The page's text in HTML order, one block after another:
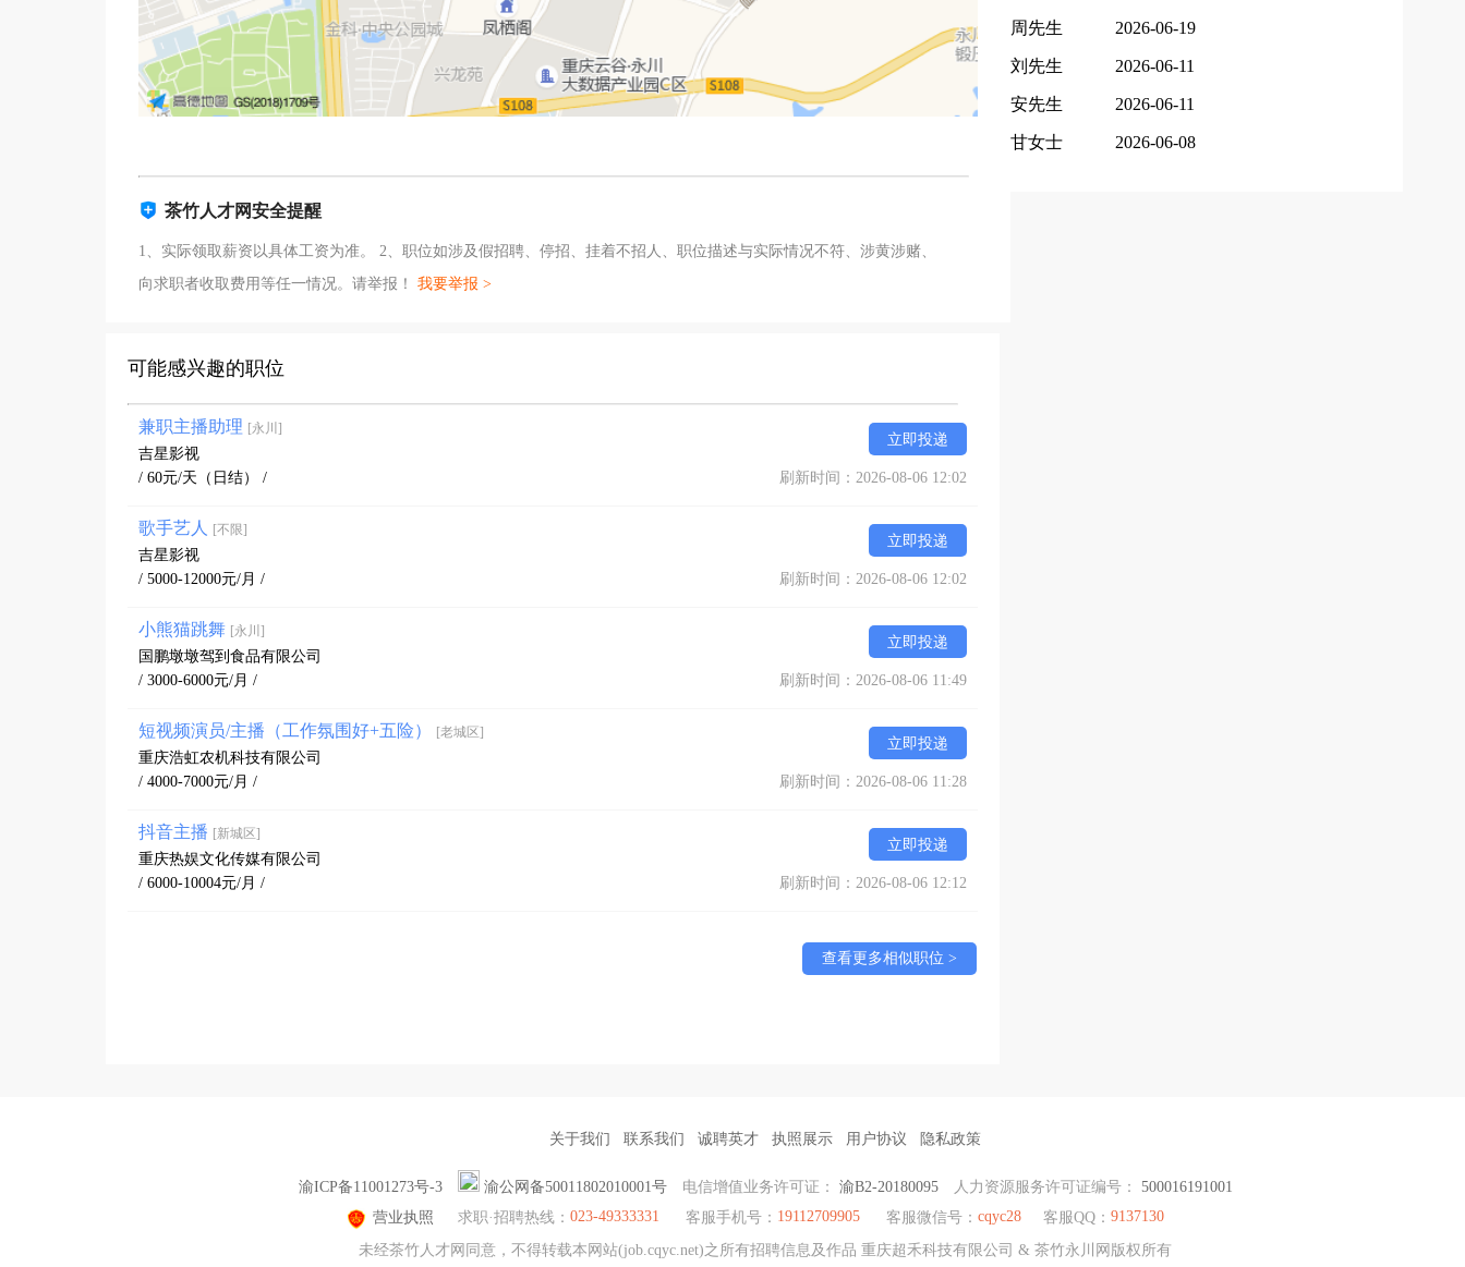
茶竹人才网安全提醒
1、实际领取薪资以具体工资为准。 2、职位如涉及假招聘、停招、挂着不招人、职位描述与实际情况不符、涉黄涉赌、
向求职者收取费用等任一情况。请举报！ 我要举报 >
可能感兴趣的职位
兼职主播助理 [永川]
立即投递
吉星影视
/ 60元/天（日结） /
刷新时间：2026-08-06 12:02
歌手艺人 [不限]
立即投递
吉星影视
/ 5000-12000元/月 /
刷新时间：2026-08-06 12:02
小熊猫跳舞 [永川]
立即投递
国鹏墩墩驾到食品有限公司
/ 3000-6000元/月 /
刷新时间：2026-08-06 11:49
短视频演员/主播（工作氛围好+五险） [老城区]
立即投递
重庆浩虹农机科技有限公司
/ 4000-7000元/月 /
刷新时间：2026-08-06 11:28
抖音主播 [新城区]
立即投递
重庆热娱文化传媒有限公司
/ 6000-10004元/月 /
刷新时间：2026-08-06 12:12
查看更多相似职位 >
周先生 2026-06-19
刘先生 2026-06-11
安先生 2026-06-11
甘女士 2026-06-08
关于我们 联系我们 诚聘英才 执照展示 用户协议 隐私政策
渝ICP备11001273号-3 渝公网备50011802010001号 电信增值业务许可证： 渝B2-20180095 人力资源服务许可证编号： 500016191001
营业执照
求职·招聘热线： 023-49333331 客服手机号： 19112709905 客服微信号： cqyc28 客服QQ： 9137130
未经茶竹人才网同意，不得转载本网站(job.cqyc.net)之所有招聘信息及作品 重庆超禾科技有限公司 & 茶竹永川网版权所有